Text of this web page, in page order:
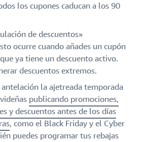
los cupones caducan a los 90
de descuentos»
ocurre cuando añades un cupón
ya tiene un descuento activo.
descuentos extremos.
la ajetreada temporada
publicando promociones,
y descuentos antes de los días
, como el Black Friday y el Cyber
puedes programar tus rebajas